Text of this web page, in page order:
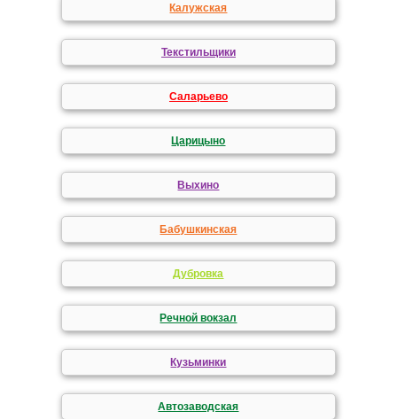
Калужская
Текстильщики
Саларьево
Царицыно
Выхино
Бабушкинская
Дубровка
Речной вокзал
Кузьминки
Автозаводская